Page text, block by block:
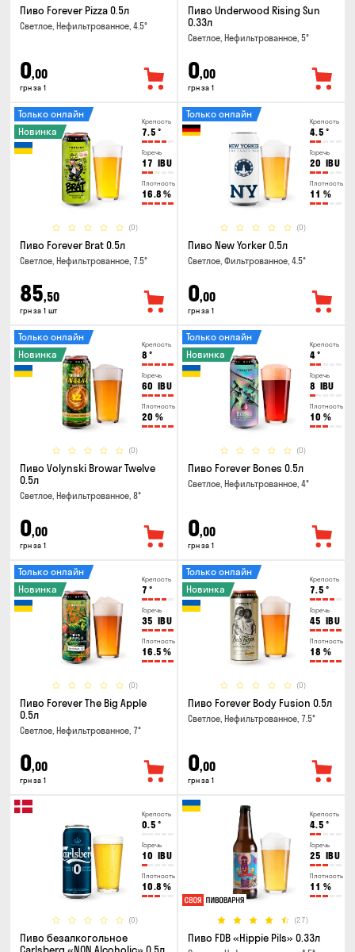
Пиво Forever Pizza 0.5л
Светлое, Нефильтрованное, 4.5°
0,00
грн за 1
Пиво Underwood Rising Sun
0.33л
Светлое, Нефильтрованное, 5°
0,00
грн за 1
Крепость
7.5 °
Горечь
17 IBU
Плотность
16.8 %
(0)
Только онлайн
Новинка
Пиво Forever Brat 0.5л
Светлое, Нефильтрованное, 7.5°
85,50
грн за 1 шт
Крепость
4.5 °
Горечь
20 IBU
Плотность
11 %
(0)
Только онлайн
Пиво New Yorker 0.5л
Светлое, Фильтрованное, 4.5°
0,00
грн за 1
Крепость
8 °
Горечь
60 IBU
Плотность
20 %
(0)
Только онлайн
Новинка
Пиво Volynski Browar Twelve
0.5л
Светлое, Нефильтрованное, 8°
0,00
грн за 1
Крепость
4°
Горечь
8 IBU
Плотность
10 %
(0)
Только онлайн
Новинка
Пиво Forever Bones 0.5л
Светлое, Нефильтрованное, 4°
0,00
грн за 1
Крепость
7 °
Горечь
35 IBU
Плотность
16.5 %
(0)
Только онлайн
Новинка
Пиво Forever The Big Apple
0.5л
Светлое, Нефильтрованное, 7°
0,00
грн за 1
Крепость
7.5 °
Горечь
45 IBU
Плотность
18 %
(0)
Только онлайн
Новинка
Пиво Forever Body Fusion 0.5л
Светлое, Нефильтрованное, 7.5°
0,00
грн за 1
Крепость
0.5 °
Горечь
10 IBU
Плотность
10.8 %
(0)
Пиво безалкогольное
Крепость
4.5 °
Горечь
25 IBU
Плотность
11 %
(27)
Пиво FDB «Hippie Pils» 0.33л